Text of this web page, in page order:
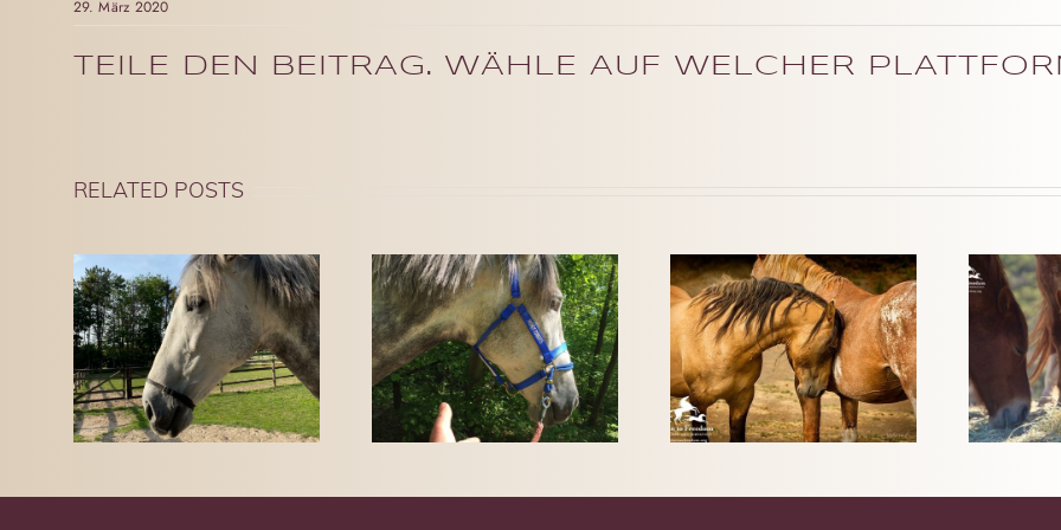
29. März 2020
TEILE DEN BEITRAG. WÄHLE AUF WELCHER
RELATED POSTS
SPERRRIEMEN
A.D.
BESSER
FÜHREN
DURCH
GUTES
LANGSAM
SCHNELLER
ANS ZIEL